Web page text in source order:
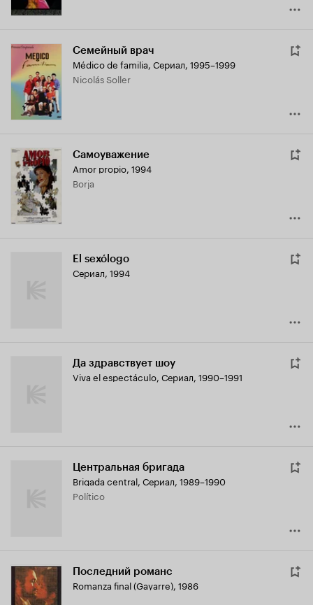
Семейный врач
Médico de familia, Сериал, 1995–1999
Nicolás Soller
Самоуважение
Amor propio, 1994
Borja
El sexólogo
Сериал, 1994
Да здравствует шоу
Viva el espectáculo, Сериал, 1990–1991
Центральная бригада
Brigada central, Сериал, 1989–1990
Político
Последний романс
Romanza final (Gayarre), 1986